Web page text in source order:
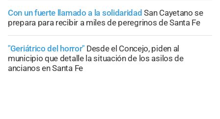
Con un fuerte llamado a la solidaridad San Cayetano se
prepara para recibir a miles de peregrinos de Santa Fe
"Geriátrico del horror" Desde el Concejo, piden al
municipio que detalle la situación de los asilos de
ancianos en Santa Fe